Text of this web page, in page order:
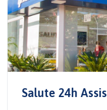
Salute 24h